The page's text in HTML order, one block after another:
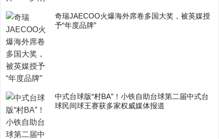
奇瑞JAECOO火爆海外席卷多国大奖，被英媒授
予“年度品牌”
中式台球版“村BA”！小铁自助台球第二届中式台
球民间球王赛获多家权威媒体报道